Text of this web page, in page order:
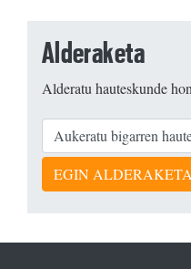
Alderaketa
Alderatu hauteskunde
EGIN ALDERAKETA